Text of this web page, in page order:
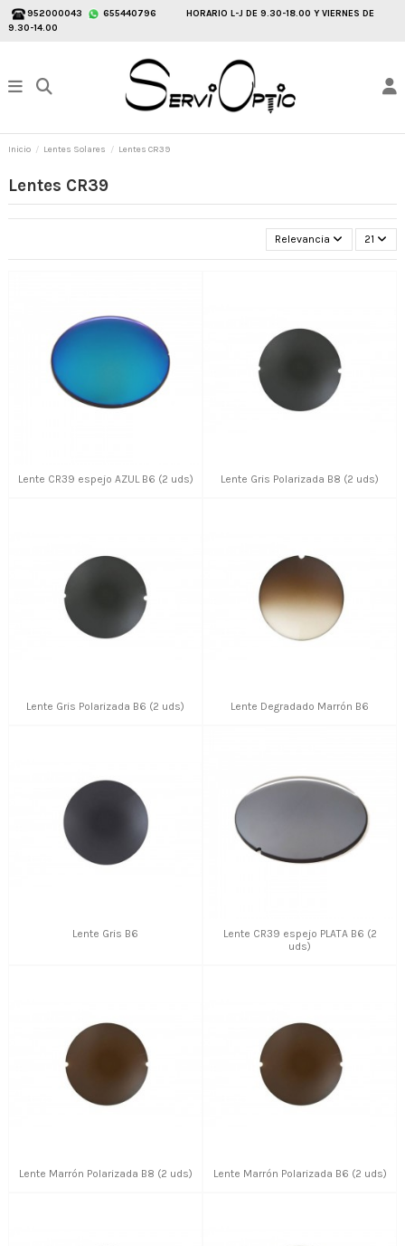
952000043 655440796
HORARIO L-J DE 9.30-18.00 Y VIERNES DE
9.30-14.00
Inicio Lentes Solares Lentes CR39
Lentes CR39
Relevancia 21
Lente CR39 espejo AZUL B6 (2 uds) Lente Gris Polarizada B8 (2 uds)
Lente Gris Polarizada B6 (2 uds) Lente Degradado Marrón B6
Lente Gris B6
Lente CR39 espejo PLATA B6 (2
uds)
Lente Marrón Polarizada B8 (2 uds) Lente Marrón Polarizada B6 (2 uds)